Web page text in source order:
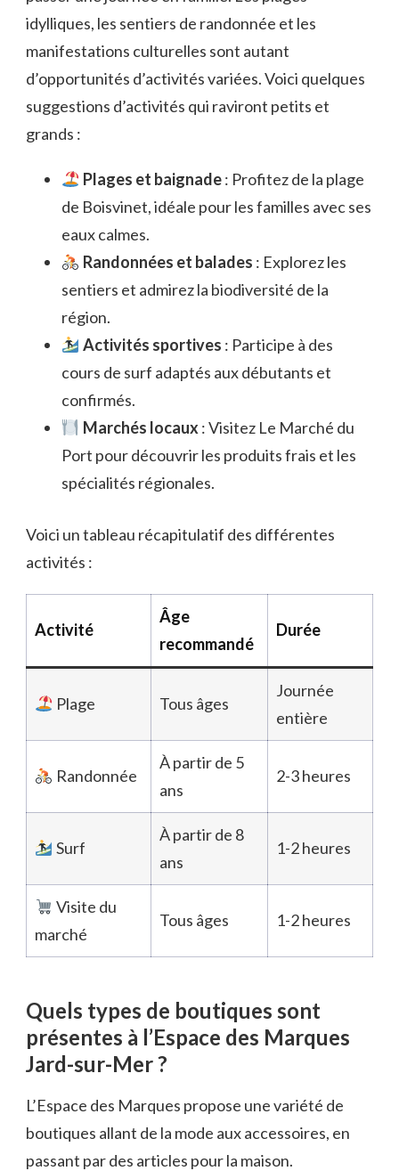
idylliques, les sentiers de randonnée et les
manifestations culturelles sont autant
d’opportunités d’activités variées. Voici quelques
suggestions d’activités qui raviront petits et
grands :
Plages et baignade: Profitez de la plage
de Boisvinet, idéale pour les familles avec ses
eaux calmes.
Randonnées et balades : Explorez les
sentiers et admirez la biodiversité de la
région.
Activités sportives : Participe à des
cours de surf adaptés aux débutants et
confirmés.
Marchés locaux : Visitez Le Marché du
Port pour découvrir les produits frais et les
spécialités régionales.
Voici un tableau récapitulatif des différentes
activités :
Activité
Âge
recommandé
Durée
Plage Tous âges
Journée
entière
Randonnée
À partir de 5
ans
2-3 heures
Surf
À partir de 8
ans
1-2 heures
Visite du
marché
Tous âges 1-2 heures
Quels types de boutiques sont
présentes à l’Espace des Marques
Jard-sur-Mer ?
L’Espace des Marques propose une variété de
boutiques allant de la mode aux accessoires, en
passant par des articles pour la maison.